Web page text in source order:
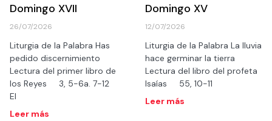
Domingo XVII
26/07/2026
Liturgia de la Palabra Has
pedido discernimiento
Lectura del primer libro de
los Reyes 3, 5-6a. 7-12
El
Leer más
Domingo XV
12/07/2026
Liturgia de la Palabra La lluvia
hace germinar la tierra
Lectura del libro del profeta
Isaías 55, 10-11
Leer más